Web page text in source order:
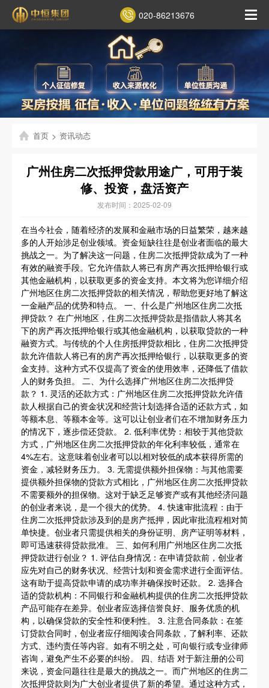
020-86213676
首页 > 资讯动态
广州住房二次抵押贷款用途广，可用于装
修、投资，盘活资产
发布时间：2025-02-09
在当今社会，随着经济的发展和金融市场的日益繁荣，越来越
多的人开始涉足创业领域。资金短缺往往是创业者面临的最大
挑战之一。为了解决这一问题，住房二次抵押贷款成为了一种
有效的融资手段。它允许借款人将已有房产再次抵押给银行或
其他金融机构，以获取更多的资金支持。本文将为您详细介绍
广州地区住房二次抵押贷款的相关情况，帮助您更好地了解这
一金融产品的优势和特点。 一、什么是广州地区住房二次抵
押贷款？ 在广州地区，住房二次抵押贷款是指借款人将其名
下的房产再次抵押给银行或其他金融机构，以获取贷款的一种
融资方式。与传统的个人住房抵押贷款相比，住房二次抵押贷
款允许借款人将已有的房产再次抵押给银行，以获取更多的资
金支持。这种方式不仅提高了资金的使用效率，还降低了借款
人的财务负担。 二、为什么选择广州地区住房二次抵押贷
款？ 1. 灵活的还款方式：广州地区住房二次抵押贷款允许借
款人根据自己的资金状况和经营计划选择合适的还款方式，如
等额本息、等额本金等。这可以让创业者们在不增加财务压力
的情况下，逐步偿还贷款。 2. 低利率优势：相较于其他贷款
方式，广州地区住房二次抵押贷款的年化利率较低，通常在
4%左右。这意味着创业者可以以相对较低的成本获得所需的
资金，减轻财务压力。 3. 无需提供额外担保物：与其他需要
提供额外担保物的贷款方式相比，广州地区住房二次抵押贷款
不需要额外的担保物。这对于缺乏足够资产或有其他经济问题
的创业者来说，是一个很大的优势。 4. 快速审批流程：由于
住房二次抵押贷款涉及到的是房产抵押，因此审批流程相对简
单快捷。创业者只需提供相关的身份证明、房产证明等材料，
即可迅速获得贷款批准。 三、如何利用广州地区住房二次抵
押贷款进行创业？ 1. 评估自身情况：在申请贷款前，创业者
应先对自己的财务状况、经营计划和资金需求进行全面评估。
这有助于提高贷款申请的成功率并确保按时还款。 2. 选择合
适的贷款机构：不同银行和金融机构提供的住房二次抵押贷款
产品可能存在差异。创业者应选择信誉良好、服务优质的机
构，以确保贷款的安全性和便利性。 3. 注意合同条款：在签
订贷款合同时，创业者应仔细阅读合同条款，了解利率、还款
方式、违约责任等内容。如有不明之处，可向银行或专业律师
咨询，避免产生不必要的纠纷。 四、结语 对于新注册的公司
来说，资金问题往往是最大的挑战之一。而广州地区的住房二
次抵押贷款则为广大创业者提供了新的希望。通过这种方式，